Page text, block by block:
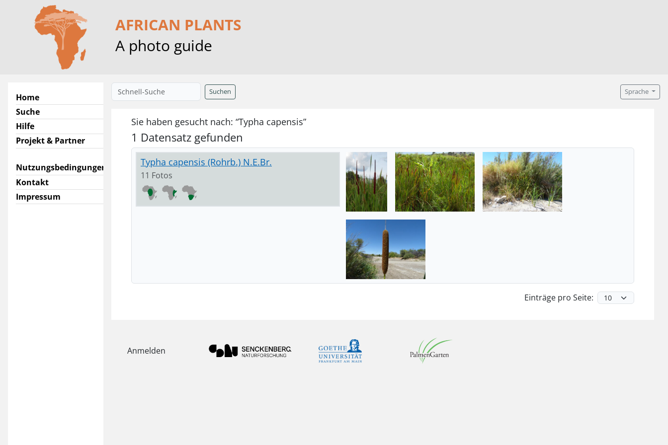
AFRICAN PLANTS
A photo guide
Home
Suche
Hilfe
Projekt & Partner
Nutzungsbedingungen
Kontakt
Impressum
Suchen Sprache
Sie haben gesucht nach: “Typha capensis”
1 Datensatz gefunden
Typha capensis (Rohrb.) N.E.Br.
11 Fotos
Einträge pro Seite:
Anmelden